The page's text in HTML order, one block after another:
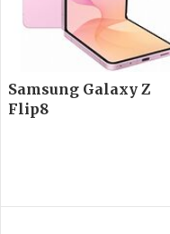
Samsung Galaxy Z
Flip8